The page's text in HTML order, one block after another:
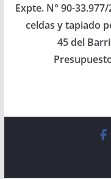
Expte. N° 90-
celdas y tapiado
45 del